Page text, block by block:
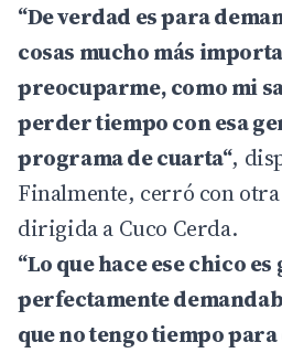
“De verdad es para
cosas mucho más
preocuparme, como mi
perder tiempo con esa
programa de cuarta“,
Finalmente, cerró con
dirigida a Cuco Cerda.
“Lo que hace ese chico
perfectamente
que no tengo tiempo